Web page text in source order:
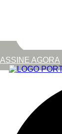
ASSINE AGORA